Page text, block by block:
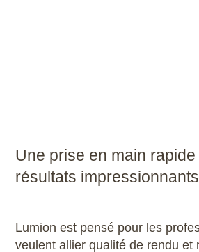
Une prise en main
résultats impressionnants
Lumion est pensé pour les
veulent allier qualité de rendu et